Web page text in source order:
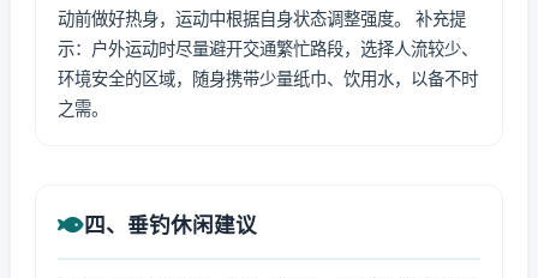
动前做好热身，运动中根据自身状态调整强度。 补充提
示：户外运动时尽量避开交通繁忙路段，选择人流较少、
环境安全的区域，随身携带少量纸巾、饮用水，以备不时
之需。
四、垂钓休闲建议